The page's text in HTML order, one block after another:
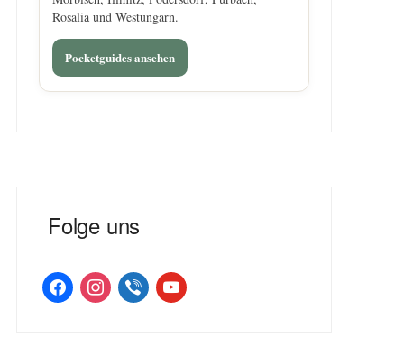
Rosalia und Westungarn.
Pocketguides ansehen
Folge uns
facebookinstagramviber youtube